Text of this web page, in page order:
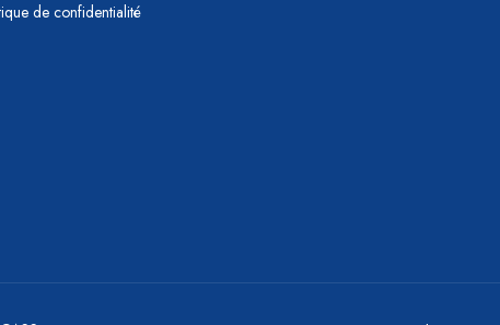
de confidentialité